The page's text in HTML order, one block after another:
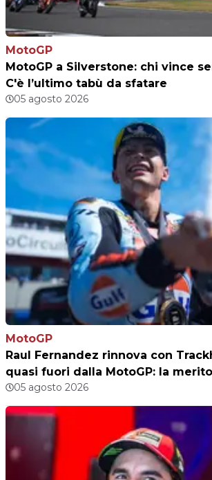
MotoGP
MotoGP a Silverstone: chi vince
C'è l’ultimo tabù da sfatare
05 agosto 2026
MotoGP
Raul Fernandez rinnova con
quasi fuori dalla MotoGP: la
05 agosto 2026